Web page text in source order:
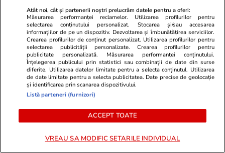
stres
Sănătate și Fitness 29 iul. Lifestyle
Atât noi, cât și partenerii noștri prelucrăm datele pentru a oferi:
Măsurarea performanței reclamelor. Utilizarea profilurilor pentru
selectarea conținutului personalizat. Stocarea și/sau accesarea
informațiilor de pe un dispozitiv. Dezvoltarea și îmbunătățirea serviciilor.
Crearea profilurilor de conținut personalizat. Utilizarea profilurilor pentru
selectarea publicității personalizate. Crearea profilurilor pentru
publicitate personalizată. Măsurarea performanței conținutului.
Înțelegerea publicului prin statistici sau combinații de date din surse
diferite. Utilizarea datelor limitate pentru a selecta conținutul. Utilizarea
de date limitate pentru a selecta publicitatea. Date precise de geolocație
și identificarea prin scanarea dispozitivului.
Listă parteneri (furnizori)
ACCEPT TOATE
VREAU SA MODIFIC SETARILE INDIVIDUAL